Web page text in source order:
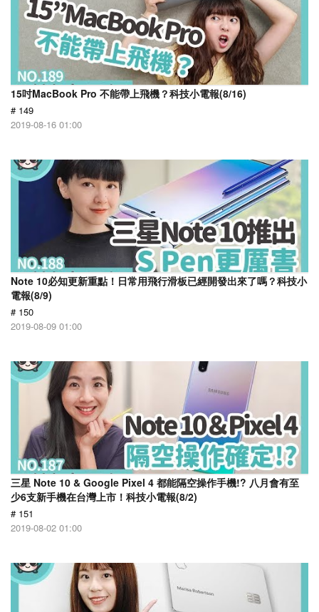
15吋MacBook Pro 不能帶上飛機？科技小電報(8/16)
# 149
2019-08-16 01:00
Note 10必知更新重點！日常用飛行滑板已經開發出來了嗎？科技小
電報(8/9)
# 150
2019-08-09 01:00
三星 Note 10 & Google Pixel 4 都能隔空操作手機!? 八月會有至
少6支新手機在台灣上市！科技小電報(8/2)
# 151
2019-08-02 01:00